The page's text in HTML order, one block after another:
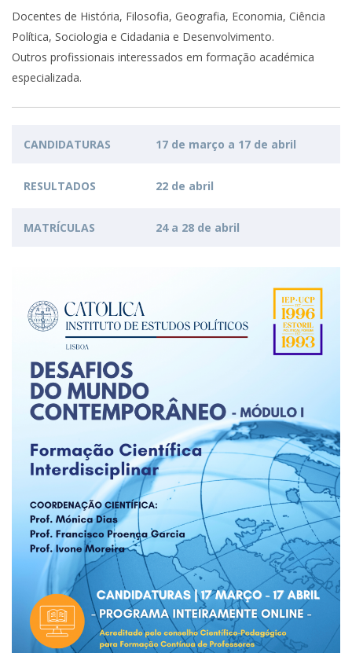
Docentes de História, Filosofia, Geografia, Economia, Ciência
Política, Sociologia e Cidadania e Desenvolvimento.
Outros profissionais interessados em formação académica
especializada.
CANDIDATURAS 17 de março a 17 de abril
RESULTADOS 22 de abril
MATRÍCULAS 24 a 28 de abril